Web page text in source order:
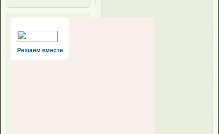
Решаем вместе